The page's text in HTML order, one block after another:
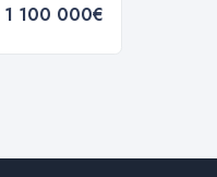
1 100 000€